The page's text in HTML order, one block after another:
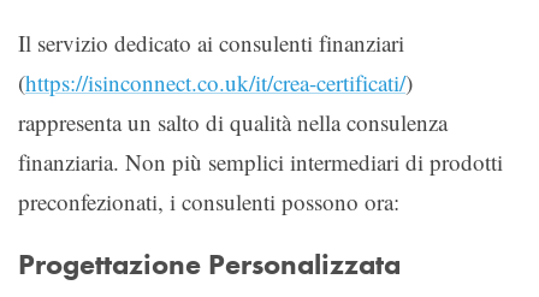
Il servizio dedicato ai consulenti finanziari
(https://isinconnect.co.uk/it/crea-certificati/)
rappresenta un salto di qualità nella consulenza
finanziaria. Non più semplici intermediari di prodotti
preconfezionati, i consulenti possono ora:
Progettazione Personalizzata